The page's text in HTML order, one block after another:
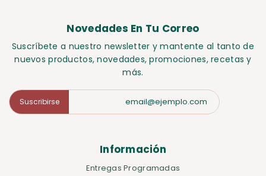
Novedades En Tu Correo
Suscríbete a nuestro newsletter y mantente al tanto de
nuevos productos, novedades, promociones, recetas y
más.
Suscribirse
Información
Entregas Programadas